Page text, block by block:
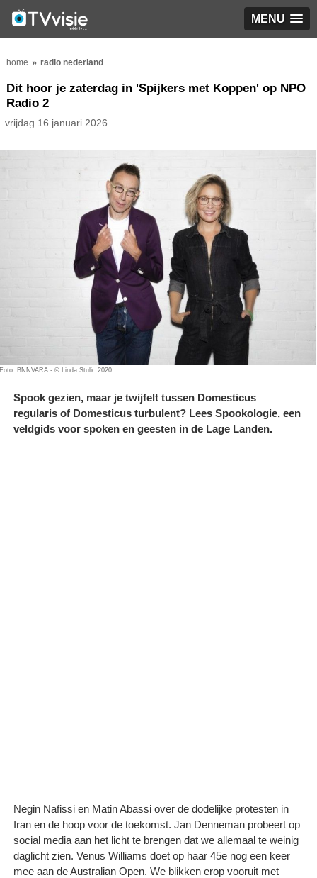
MENU
home radio nederland
Dit hoor je zaterdag in 'Spijkers met Koppen' op NPO
Radio 2
vrijdag 16 januari 2026
Foto: BNNVARA - © Linda Stulic 2020
Spook gezien, maar je twijfelt tussen Domesticus
regularis of Domesticus turbulent? Lees Spookologie, een
veldgids voor spoken en geesten in de Lage Landen.
Negin Nafissi en Matin Abassi over de dodelijke protesten in
Iran en de hoop voor de toekomst. Jan Denneman probeert op
social media aan het licht te brengen dat we allemaal te weinig
daglicht zien. Venus Williams doet op haar 45e nog een keer
mee aan de Australian Open. We blikken erop vooruit met